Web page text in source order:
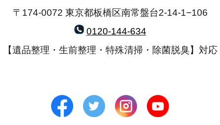
〒174-0072 東京都板橋区南常盤台2-14-1−106
0120-144-634
【遺品整理・生前整理・特殊清掃・除菌脱臭】対応